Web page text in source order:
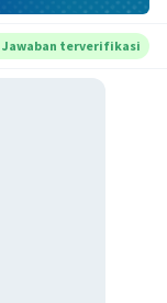
Jawaban terverifikasi